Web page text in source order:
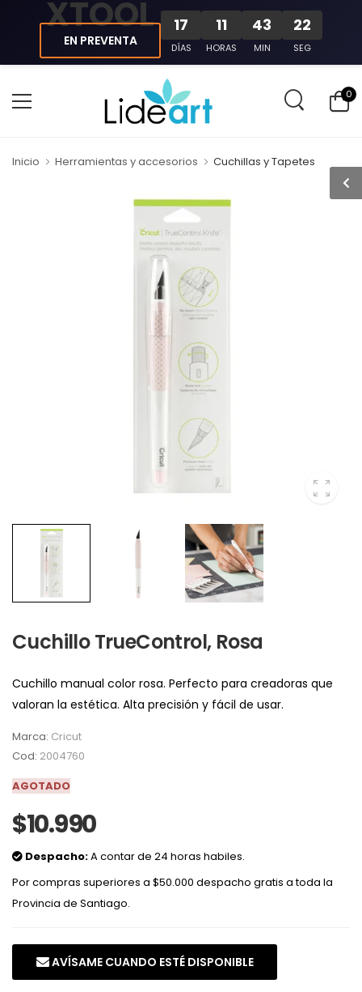
XTOOL
EN PREVENTA
17
DÍAS
11
HORAS
43
MIN
22
SEG
0
Inicio Herramientas y accesorios Cuchillas y Tapetes
Cuchillo TrueControl, Rosa
Cuchillo manual color rosa. Perfecto para creadoras que
valoran la estética. Alta precisión y fácil de usar.
Marca: Cricut
Cod: 2004760
AGOTADO
$10.990
Despacho:A contar de 24 horas habiles.
Por compras superiores a $50.000 despacho gratis a toda la
Provincia de Santiago.
AVÍSAME CUANDO ESTÉ DISPONIBLE